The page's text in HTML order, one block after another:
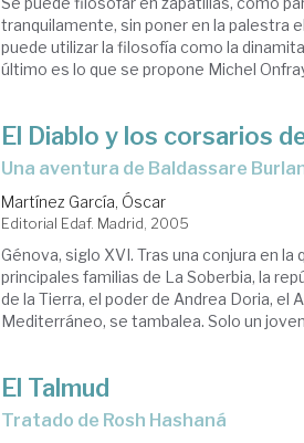
tranquilamente, sin poner en la palestra
puede utilizar la filosofía como la
último es lo que se propone Michel
El Diablo y los corsarios
una aventura de Baldassare
Martínez García, Óscar
Editorial Edaf. Madrid, 2005
Génova, siglo XVI. Tras una conjura en la
principales familias de La Soberbia, la
de la Tierra, el poder de Andrea Doria, el
Mediterráneo, se tambalea. Solo un
El Talmud
Tratado de Rosh Hashaná